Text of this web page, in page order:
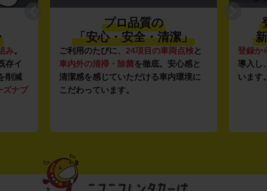
み。
存イ
削減
ズナブ
プロ品質の
「安心・安全・清潔」
ご利用のたびに、 24項目の車両点検と
車内外の清掃・除菌を徹底。安心感と
清潔感を感じていただける車内環境に
こだわっています。
登録か
導入し
います